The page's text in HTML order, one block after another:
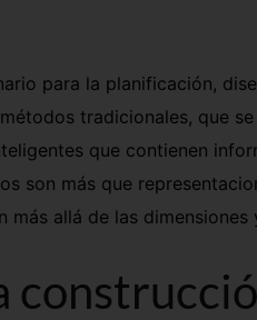
para la planificación,
tradicionales, que
que contienen
son más que
allá de las dimensiones